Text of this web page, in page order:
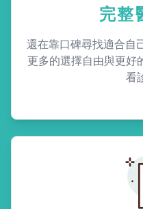
完整
還在靠口碑尋找適合自
更多的選擇自由與更好
看